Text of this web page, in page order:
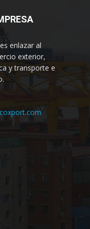
enlazar al
exterior,
y transporte e